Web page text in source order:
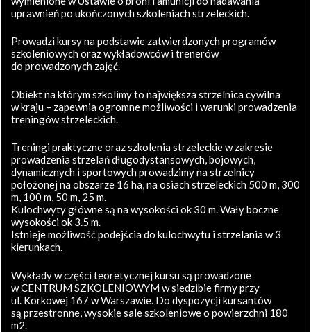
uprawnień po ukończonych szkoleniach strzeleckich.
Prowadzi kursy na podstawie zatwierdzonych programów
szkoleniowych oraz wykładowców i trenerów
do prowadzonych zajęć.
Obiekt na którym szkolimy to największa strzelnica cywilna
w kraju – zapewnia ogromne możliwości i warunki prowadzenia
treningów strzeleckich.
Treningi praktyczne oraz szkolenia strzeleckie w zakresie
prowadzenia strzelań długodystansowych, bojowych,
dynamicznych i sportowych prowadzimy na strzelnicy
położonej na obszarze 16 ha, na osiach strzeleckich 500 m, 300
m, 100 m, 50 m, 25 m.
Kulochwyty główne są na wysokości ok 30 m. Wały boczne
wysokości ok 3.5 m.
Istnieje możliwość podejścia do kulochwytu i strzelania w 3
kierunkach.
Wykłady w części teoretycznej kursu są prowadzone
w CENTRUM SZKOLENIOWYM w siedzibie firmy przy
ul. Korkowej 167 w Warszawie. Do dyspozycji kursantów
są przestronne, wysokie sale szkoleniowe o powierzchni 180
m2.